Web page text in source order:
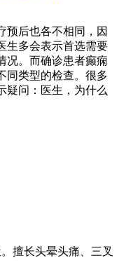
预后也各不相同，因
生多会表示首选需要
况。而确诊患者癫痫
同类型的检查。很多
疑问：医生，为什么
擅长头晕头痛、三叉